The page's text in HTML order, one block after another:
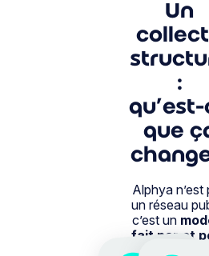
Un
:
que
Alphya n’est
un réseau
c’est un
fait par et
les